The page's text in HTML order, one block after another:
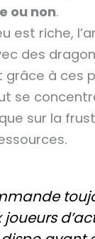
ou non.
est riche,
des
grâce à ces
se
sur la